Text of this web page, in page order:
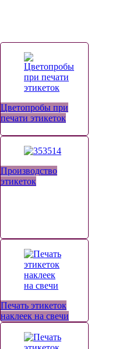
Цветопробы при
печати этикеток
Производство
этикеток
Печать этикеток
наклеек на свечи